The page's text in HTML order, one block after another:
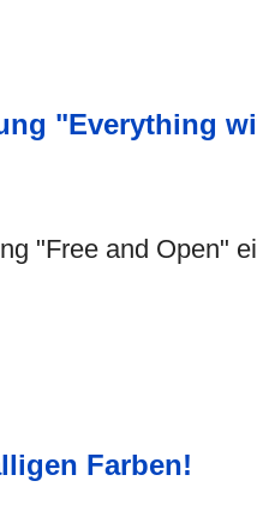
"Everything
"Free and Open"
Farben!